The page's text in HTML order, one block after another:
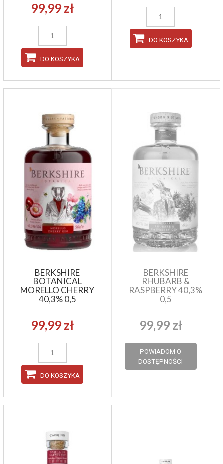
99,99 zł
DO KOSZYKA
DO KOSZYKA
BERKSHIRE
BOTANICAL
MORELLO CHERRY
40,3% 0,5
99,99 zł
DO KOSZYKA
BERKSHIRE
RHUBARB &
RASPBERRY 40,3%
0,5
99,99 zł
POWIADOM O
DOSTĘPNOŚCI